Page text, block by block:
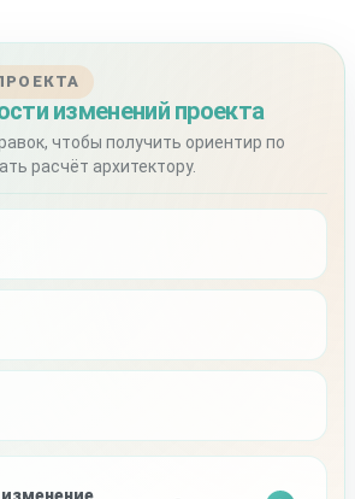
изменений проекта
чтобы получить ориентир по
расчёт архитектору.